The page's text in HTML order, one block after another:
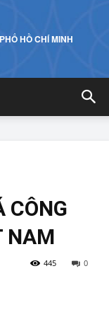
HỒ CHÍ MINH
CÔNG
NAM
0
445